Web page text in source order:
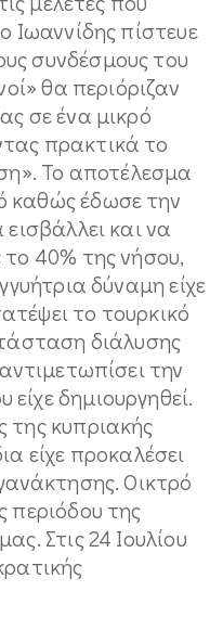
Ιωαννίδης πίστευε
συνδέσμους του
θα περιόριζαν
σε ένα μικρό
πρακτικά το
Το αποτέλεσμα
καθώς έδωσε την
και να
40% της νήσου,
δύναμη είχε
το τουρκικό
διάλυσης
την
δημιουργηθεί.
της κυπριακής
είχε προκαλέσει
Οικτρό
περιόδου της
Στις 24 Ιουλίου